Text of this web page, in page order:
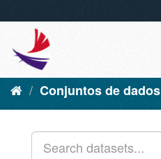
Conjuntos de dados